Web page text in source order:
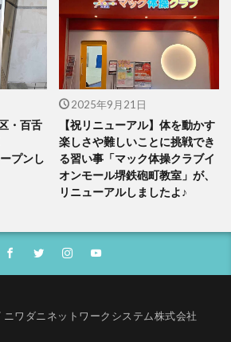
・百舌
プンし
2025年9月21日
【祝リニューアル】体を動かす
楽しさや難しいことに挑戦でき
る習い事「マック体操クラブイ
オンモール堺鉄砲町教室」が、
リニューアルしましたよ♪
ワダニネットワークシステム株式会社